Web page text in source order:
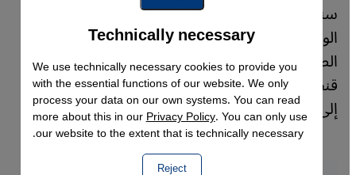
الولايات المتحدة الأمريكية للعراق. المراسل
الصحفي كريم الجوهري يوضح في تحليله لموقع
قنطرة كيف تحول منتصرو عام 2003 المفترضون
إلى خاسرين.
Technically necessary
We use technically necessary cookies to provide you
with the essential functions of our website. We only
process your data on our own systems. You can read
more about this in ourPrivacy Policy. You can only use
our website to the extent that is technically necessary.
Reject
Google Maps Embed